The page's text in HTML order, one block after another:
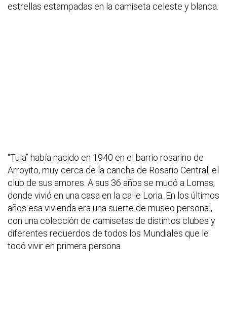
estrellas estampadas en la camiseta celeste y blanca.
“Tula” había nacido en 1940 en el barrio rosarino de
Arroyito, muy cerca de la cancha de Rosario Central, el
club de sus amores. A sus 36 años se mudó a Lomas,
donde vivió en una casa en la calle Loria. En los últimos
años esa vivienda era una suerte de museo personal,
con una colección de camisetas de distintos clubes y
diferentes recuerdos de todos los Mundiales que le
tocó vivir en primera persona.